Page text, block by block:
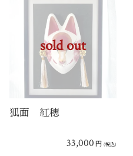
sold out
狐面 紅穂
33,000 円 (税込)